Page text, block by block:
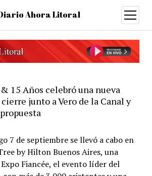
Ahora Litoral
open
menu
15 Años celebró una nueva
junto a Vero de la Canal y
7 de septiembre se llevó a cabo en
by Hilton Buenos Aires, una
Fiancée, el evento líder del